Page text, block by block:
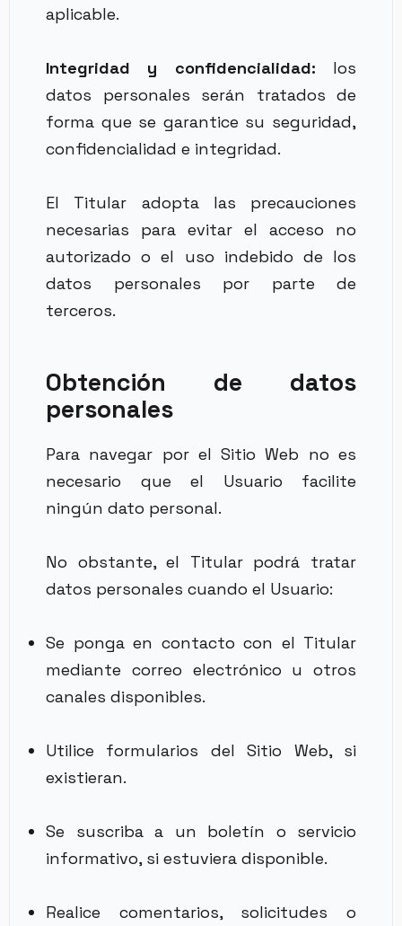
aplicable.
Integridad y confidencialidad: los
datos personales serán tratados de
forma que se garantice su seguridad,
confidencialidad e integridad.
El Titular adopta las precauciones
necesarias para evitar el acceso no
autorizado o el uso indebido de los
datos personales por parte de
terceros.
Obtención de datos
personales
Para navegar por el Sitio Web no es
necesario que el Usuario facilite
ningún dato personal.
No obstante, el Titular podrá tratar
datos personales cuando el Usuario:
Se ponga en contacto con el Titular
mediante correo electrónico u otros
canales disponibles.
Utilice formularios del Sitio Web, si
existieran.
Se suscriba a un boletín o servicio
informativo, si estuviera disponible.
Realice comentarios, solicitudes o